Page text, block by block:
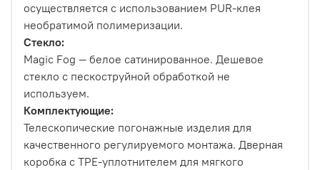
осуществляется с использованием PUR-клея
необратимой полимеризации.
Стекло:
Magic Fog — белое сатинированное. Дешевое
стекло с пескоструйной обработкой не
используем.
Комплектующие:
Телескопические погонажные изделия для
качественного регулируемого монтажа. Дверная
коробка с TPE-уплотнителем для мягкого